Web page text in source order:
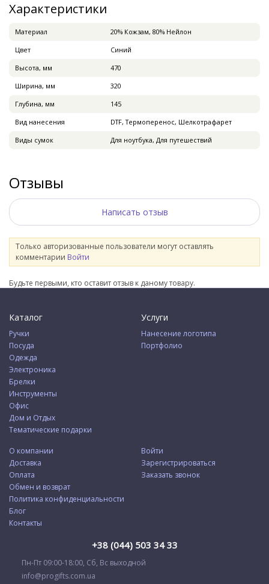
Характеристики
Материал
20% Кожзам, 80% Нейлон
Цвет
Синий
Высота, мм
470
Ширина, мм
320
Глубина, мм
145
Вид нанесения
DTF, Термоперенос, Шелкотрафарет
Виды сумок
Для ноутбука, Для путешествий
Отзывы
Написать отзыв
Только авторизованные пользователи могут оставлять
комментарии Войти
Будьте первыми, кто оставит отзыв к даному товару.
Каталог
Ручки
Посуда
Одежда
Электроника
Брелки
Инструменты
Офис
Дом и Отдых
Тематические подарки
Услуги
Нанесение логотипа
Портфолио
О компании
Доставка
Оплата
Обмен и возврат
Политика конфиденциальности
Блог
Контакты
Войти
Зарегистрироваться
Заказать звонок
+38 (044) 503 34 33
Пн-Пт 09:00-18:00, Сб, Вс выходной
info@progifts.com.ua